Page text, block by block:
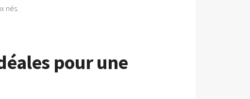
nés.
pour une